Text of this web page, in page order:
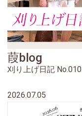
葭blog
刈り上げ日記 No.010
2026.07.05